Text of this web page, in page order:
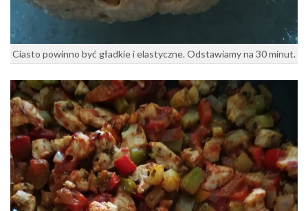
Ciasto powinno być gładkie i elastyczne. Odstawiamy na 30 minut.